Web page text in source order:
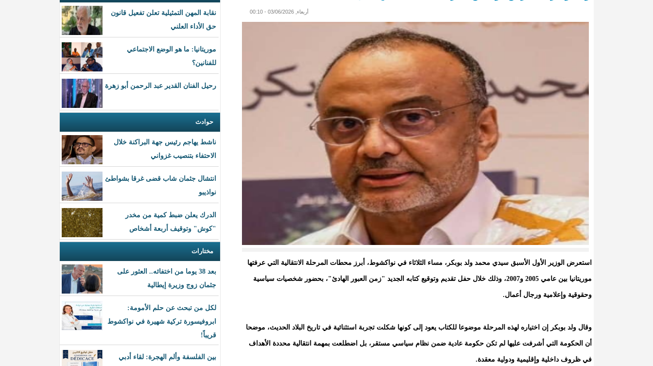
نقابة المهن التمثيلية تعلن تفعيل قانون
حق الأداء العلني
موريتانيا: ما هو الوضع الاجتماعي
للفنانين؟
رحيل الفنان القدير عبد الرحمن أبو زهرة
حوادث
ناشط يهاجم رئيس جهة البراكنة خلال
الاحتفاء بتنصيب غزواني
انتشال جثمان شاب قضى غرقا بشواطئ
نواذيبو
الدرك يعلن ضبط كمية من مخدر
"كوش" وتوقيف أربعة أشخاص
مختارات
بعد 38 يوما من اختفائه.. العثور على
جثمان زوج وزيرة إيطالية
لكل من تبحث عن حلم الأمومة:
ابروفيسورة تركية شهيرة في نواكشوط
قريباً!
بين الفلسفة وألم الهجرة: لقاء أدبي
أربعاء, 03/06/2026 - 00:10
استعرض الوزير الأول الأسبق سيدي محمد ولد بوبكر، مساء الثلاثاء في نواكشوط، أبرز محطات المرحلة الانتقالية التي عرفتها
موريتانيا بين عامي 2005 و2007، وذلك خلال حفل تقديم وتوقيع كتابه الجديد "زمن العبور الهادئ"، بحضور شخصيات سياسية
وحقوقية وإعلامية ورجال أعمال.
وقال ولد بوبكر إن اختياره لهذه المرحلة موضوعا للكتاب يعود إلى كونها شكلت تجربة استثنائية في تاريخ البلاد الحديث، موضحا
أن الحكومة التي أشرفت عليها لم تكن حكومة عادية ضمن نظام سياسي مستقر، بل اضطلعت بمهمة انتقالية محددة الأهداف
في ظروف داخلية وإقليمية ودولية معقدة.